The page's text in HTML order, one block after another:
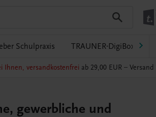
Schulpraxis TRAUNER-DigiBox
Ihnen, versandkostenfrei ab 29,00 EUR –
gewerbliche und